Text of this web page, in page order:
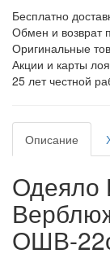
Бесплатно
Обмен и возврат
Оригинальные
Акции и карты
25 лет честной
Описание
Одеяло
ОШВ-